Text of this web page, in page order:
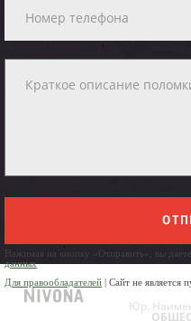
Нажимая на кнопку «Отправить», вы
данных
Для правообладателей | Сайт не является
Юр.